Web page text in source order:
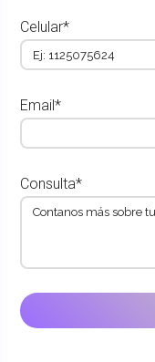
Celular*
Email*
Consulta*